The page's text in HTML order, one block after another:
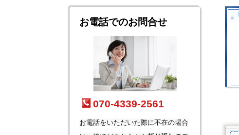
お電話でのお問合せ
070-4339-2561
お電話をいただいた際に不在の場合